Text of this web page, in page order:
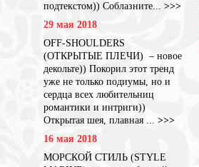
подтекстом)) Соблазните... >>>
29 мая 2018
OFF-SHOULDERS
(ОТКРЫТЫЕ ПЛЕЧИ) – новое
декольте)) Покорил этот тренд
уже не только подиумы, но и
сердца всех любительниц
романтики и интриги))
Открытая шея, плавная ... >>>
16 мая 2018
МОРСКОЙ СТИЛЬ (STYLE